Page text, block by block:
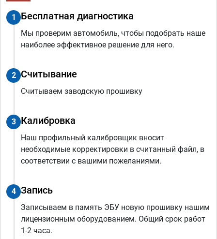
1 Бесплатная диагностика
Мы проверим автомобиль, чтобы подобрать наше
наиболее эффективное решение для него.
2 Считывание
Считываем заводскую прошивку
3 Калибровка
Наш профильный калибровщик вносит
необходимые корректировки в считанный файл, в
соответствии с вашими пожеланиями.
4 Запись
Записываем в память ЭБУ новую прошивку нашим
лицензионным оборудованием. Общий срок работ
1-2 часа.